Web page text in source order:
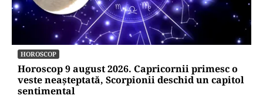
HOROSCOP
Horoscop 9 august 2026. Capricornii primesc o
veste neașteptată, Scorpionii deschid un capitol
sentimental